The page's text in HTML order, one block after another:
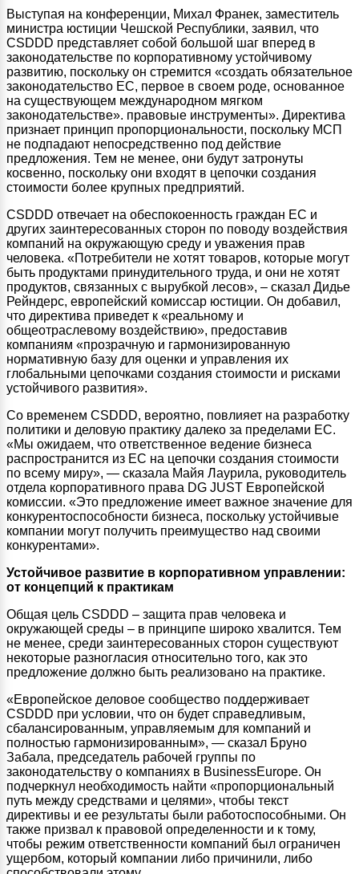
Выступая на конференции, Михал Франек, заместитель
министра юстиции Чешской Республики, заявил, что
CSDDD представляет собой большой шаг вперед в
законодательстве по корпоративному устойчивому
развитию, поскольку он стремится «создать обязательное
законодательство ЕС, первое в своем роде, основанное
на существующем международном мягком
законодательстве». правовые инструменты». Директива
признает принцип пропорциональности, поскольку МСП
не подпадают непосредственно под действие
предложения. Тем не менее, они будут затронуты
косвенно, поскольку они входят в цепочки создания
стоимости более крупных предприятий.
CSDDD отвечает на обеспокоенность граждан ЕС и
других заинтересованных сторон по поводу воздействия
компаний на окружающую среду и уважения прав
человека. «Потребители не хотят товаров, которые могут
быть продуктами принудительного труда, и они не хотят
продуктов, связанных с вырубкой лесов», – сказал Дидье
Рейндерс, европейский комиссар юстиции. Он добавил,
что директива приведет к «реальному и
общеотраслевому воздействию», предоставив
компаниям «прозрачную и гармонизированную
нормативную базу для оценки и управления их
глобальными цепочками создания стоимости и рисками
устойчивого развития».
Со временем CSDDD, вероятно, повлияет на разработку
политики и деловую практику далеко за пределами ЕС.
«Мы ожидаем, что ответственное ведение бизнеса
распространится из ЕС на цепочки создания стоимости
по всему миру», — сказала Майя Лаурила, руководитель
отдела корпоративного права DG JUST Европейской
комиссии. «Это предложение имеет важное значение для
конкурентоспособности бизнеса, поскольку устойчивые
компании могут получить преимущество над своими
конкурентами».
Устойчивое развитие в корпоративном управлении:
от концепций к практикам
Общая цель CSDDD – защита прав человека и
окружающей среды – в принципе широко хвалится. Тем
не менее, среди заинтересованных сторон существуют
некоторые разногласия относительно того, как это
предложение должно быть реализовано на практике.
«Европейское деловое сообщество поддерживает
CSDDD при условии, что он будет справедливым,
сбалансированным, управляемым для компаний и
полностью гармонизированным», — сказал Бруно
Забала, председатель рабочей группы по
законодательству о компаниях в BusinessEurope. Он
подчеркнул необходимость найти «пропорциональный
путь между средствами и целями», чтобы текст
директивы и ее результаты были работоспособными. Он
также призвал к правовой определенности и к тому,
чтобы режим ответственности компаний был ограничен
ущербом, который компании либо причинили, либо